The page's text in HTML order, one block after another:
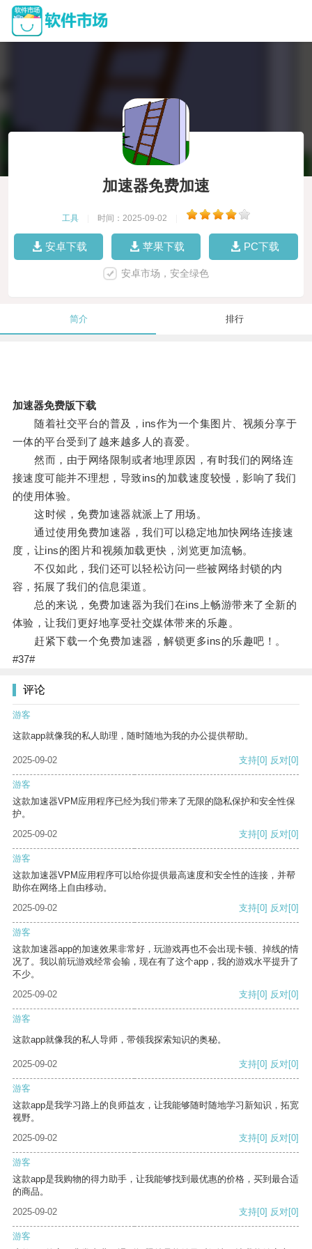
加速器免费加速
工具 时间：2025-09-02
安卓下载 苹果下载 PC下载
安卓市场，安全绿色
简介 排行
加速器免费版下载
随着社交平台的普及，ins作为一个集图片、视频分享于
一体的平台受到了越来越多人的喜爱。
然而，由于网络限制或者地理原因，有时我们的网络连
接速度可能并不理想，导致ins的加载速度较慢，影响了我们
的使用体验。
这时候，免费加速器就派上了用场。
通过使用免费加速器，我们可以稳定地加快网络连接速
度，让ins的图片和视频加载更快，浏览更加流畅。
不仅如此，我们还可以轻松访问一些被网络封锁的内
容，拓展了我们的信息渠道。
总的来说，免费加速器为我们在ins上畅游带来了全新的
体验，让我们更好地享受社交媒体带来的乐趣。
赶紧下载一个免费加速器，解锁更多ins的乐趣吧！。
#37#
评论
游客
这款app就像我的私人助理，随时随地为我的办公提供帮助。
2025-09-02 支持[0] 反对[0]
游客
这款加速器VPM应用程序已经为我们带来了无限的隐私保护和安全性保
护。
2025-09-02
支持[0] 反对[0]
游客
这款加速器VPM应用程序可以给你提供最高速度和安全性的连接，并帮
助你在网络上自由移动。
2025-09-02
支持[0] 反对[0]
游客
这款加速器app的加速效果非常好，玩游戏再也不会出现卡顿、掉线的情
况了。我以前玩游戏经常会输，现在有了这个app，我的游戏水平提升了
不少。
2025-09-02
支持[0] 反对[0]
游客
这款app就像我的私人导师，带领我探索知识的奥秘。
2025-09-02 支持[0] 反对[0]
游客
这款app是我学习路上的良师益友，让我能够随时随地学习新知识，拓宽
视野。
2025-09-02
支持[0] 反对[0]
游客
这款app是我购物的得力助手，让我能够找到最优惠的价格，买到最合适
的商品。
2025-09-02
支持[0] 反对[0]
游客